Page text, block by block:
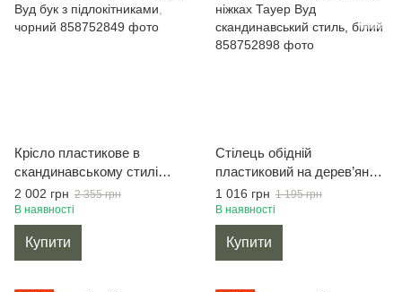
Крісло пластикове в
скандинавському стилі
Тауер Вуд бук з
підлокітниками, чорний
2 002 грн 2 355 грн
В наявності
Купити
Стілець обідній
пластиковий на дерев’яних
ніжках Тауер Вуд
скандинавський стиль,
білий
1 016 грн 1 195 грн
В наявності
Купити